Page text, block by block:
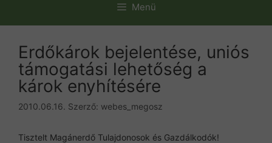
Menü
Erdőkárok bejelentése, uniós
támogatási lehetőség a
károk enyhítésére
2010.06.16. Szerző: webes_megosz
Tisztelt Magánerdő Tulajdonosok és Gazdálkodók!